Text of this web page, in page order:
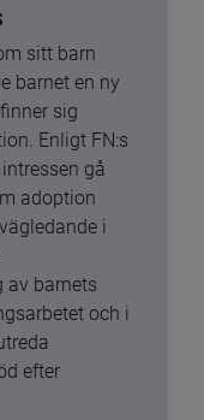
sitt barn
barnet en ny
sig
Enligt FN:s
gå
adoption
i
av barnets
och i
efter